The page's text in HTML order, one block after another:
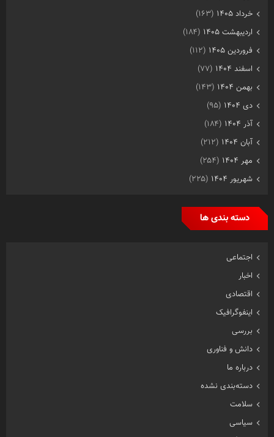
خرداد ۱۴۰۵
(۱۶۳)
اردیبهشت ۱۴۰۵
(۱۸۴)
فروردین ۱۴۰۵
(۱۱۲)
اسفند ۱۴۰۴
(۷۷)
بهمن ۱۴۰۴
(۱۴۳)
دی ۱۴۰۴
(۹۵)
آذر ۱۴۰۴
(۱۸۴)
آبان ۱۴۰۴
(۲۱۲)
مهر ۱۴۰۴
(۲۵۴)
شهریور ۱۴۰۴
(۲۲۵)
دسته بندی ها
اجتماعی
اخبار
اقتصادی
اینفوگرافیک
بررسی
دانش و فناوری
درباره ما
دسته‌بندی نشده
سلامت
سیاسی